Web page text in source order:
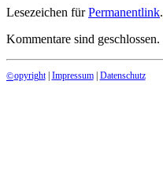
Lesezeichen fürPermanentlink.
Kommentare sind geschlossen.
©opyright| Impressum| Datenschutz